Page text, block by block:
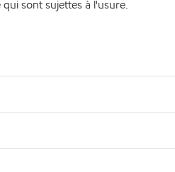
sont sujettes à l'usure.